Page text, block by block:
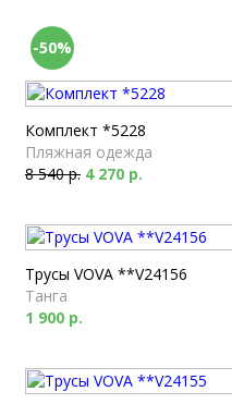
-50%
Комплект *5228
Пляжная одежда
8 540 р. 4 270 р.
Трусы VOVA **V24156
Танга
1 900 р.